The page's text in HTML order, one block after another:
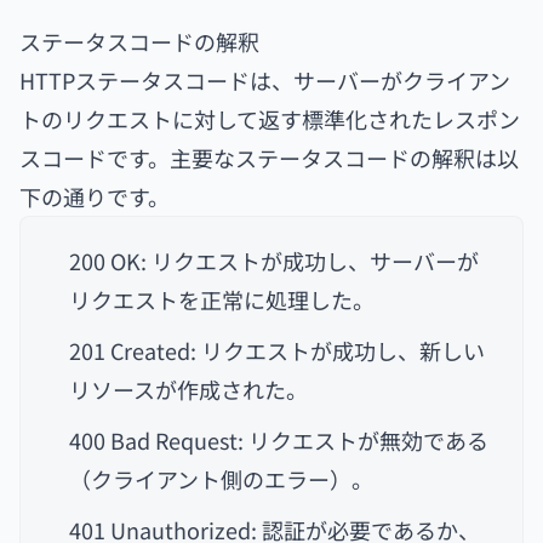
ステータスコードの解釈
HTTPステータスコードは、サーバーがクライアン
トのリクエストに対して返す標準化されたレスポン
スコードです。主要なステータスコードの解釈は以
下の通りです。
200 OK: リクエストが成功し、サーバーが
リクエストを正常に処理した。
201 Created: リクエストが成功し、新しい
リソースが作成された。
400 Bad Request: リクエストが無効である
（クライアント側のエラー）。
401 Unauthorized: 認証が必要であるか、